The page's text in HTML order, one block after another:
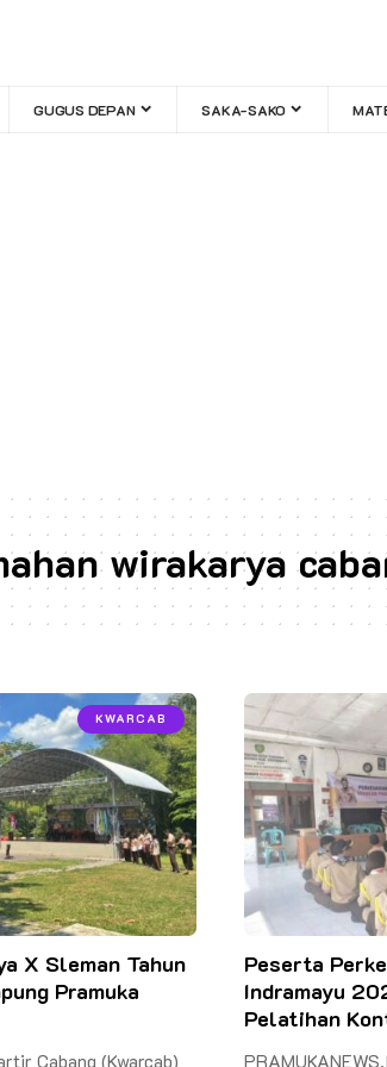
GUGUS DEPAN SAKA-SAKO
wirakarya
KWARCAB
X Sleman Tahun
Pramuka
Cabang (Kwarcab)
Peserta
Indramayu
Pelatihan